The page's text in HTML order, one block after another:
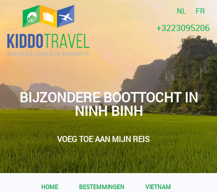
NL FR
+3223095206
BIJZONDERE BOOTTOCHT IN
NINH BINH
VOEG TOE AAN MIJN REIS
HOME BESTEMMINGEN VIETNAM